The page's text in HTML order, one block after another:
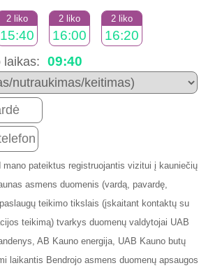
2 liko
15:40
2 liko
16:00
2 liko
16:20
laikas: 09:40
mano pateiktus registruojantis vizitui į kauniečių
asmens duomenis (vardą, pavardę,
teikimo tikslais (įskaitant kontaktų su
teikimą) tvarkys duomenų valdytojai UAB
AB Kauno energija, UAB Kauno butų
laikantis Bendrojo asmens duomenų apsaugos